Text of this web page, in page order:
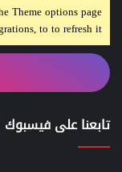
Theme options page
to to refresh it.
تابعنا على فيسبوك